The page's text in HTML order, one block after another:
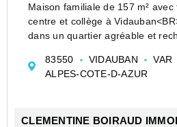
Maison familiale de 157 m²
centre et collège à
dans un quartier agréable et
découvrez cette maison des
83550 VIDAUBAN VAR
ALPES-COTE-D-AZUR
CLEMENTINE BOIRAUD